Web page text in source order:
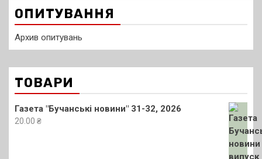
ОПИТУВАННЯ
Архив опитувань
ТОВАРИ
Газета "Бучанські новини" 31-32, 2026
20.00 ₴